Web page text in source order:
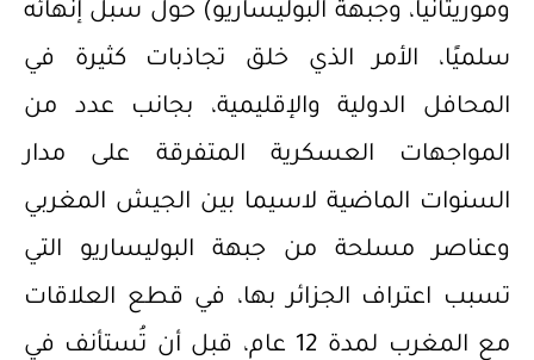
وموريتانيا، وجبهة البوليساريو) حول سبل إنهائه
سلميًا، الأمر الذي خلق تجاذبات كثيرة في
المحافل الدولية والإقليمية، بجانب عدد من
المواجهات العسكرية المتفرقة على مدار
السنوات الماضية لاسيما بين الجيش المغربي
وعناصر مسلحة من جبهة البوليساريو التي
تسبب اعتراف الجزائر بها، في قطع العلاقات
مع المغرب لمدة 12 عام، قبل أن تُستأنف في